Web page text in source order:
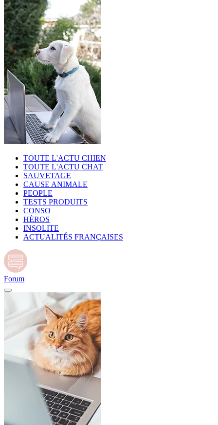
TOUTE L'ACTU CHIEN
TOUTE L'ACTU CHAT
SAUVETAGE
CAUSE ANIMALE
PEOPLE
TESTS PRODUITS
CONSO
HÉROS
INSOLITE
ACTUALITÉS FRANÇAISES
Forum